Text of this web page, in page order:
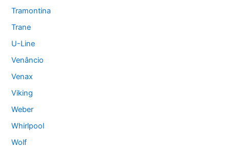
Tramontina
Trane
U-Line
Venâncio
Venax
Viking
Weber
Whirlpool
Wolf